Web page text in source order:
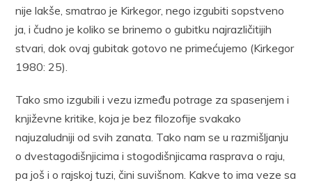
nije lakše, smatrao je Kirkegor, nego izgubiti sopstveno
ja, i čudno je koliko se brinemo o gubitku najrazličitijih
stvari, dok ovaj gubitak gotovo ne primećujemo (Kirkegor
1980: 25).
Tako smo izgubili i vezu između potrage za spasenjem i
književne kritike, koja je bez filozofije svakako
najuzaludniji od svih zanata. Tako nam se u razmišljanju
o dvestagodišnjicima i stogodišnjicama rasprava o raju,
pa još i o rajskoj tuzi, čini suvišnom. Kakve to ima veze sa